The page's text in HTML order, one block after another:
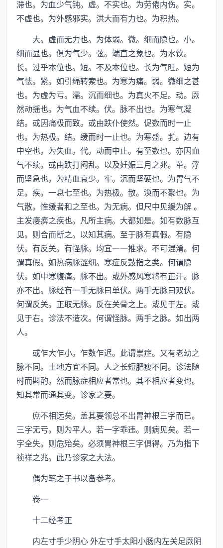
滞也。为血少气钝。虚。不实也。为劳倦内伤。实。
不虚也。为外感邪实。洪大而有力也。为积热。
大。虚而无力也。为体弱。微。细而隐也。小。
细而显也。俱为气少。弦。端直之象也。为水饮。
长。过乎本位也。短。不及本位也。长为气旺。短为
气怯。紧。如引绳转索也。为寒为痛。弱。微细之甚
也。为虚为亏。濡。沉而细也。为真火不足。动。厥
然动摇也。为气血不续。伏。脉不出也。为寒气凝
结。或因痛极而致。或由跌仆使然。促数而时一止
也。为热极。结。缓而时一止也。为寒盛。芤。边有
中空也。为失血。代。动而中止。有至数也。亦因血
气不续。或由跌打闷乱。以及妊娠三月之兆。革。浮
而坚急也。为精血衰少。牢。沉而坚硬也。为胃气不
足。疾。一息七至也。为热极。散。涣而不聚也。为
气散。惟缓者和之至也。为无病。但尺中见缓为解 。
主发痿痹之疾也。凡所主病。大都如是。如有数脉互
见。则合而断之。以知其病。至于脉有真假。有隐
伏。有反关。有怪脉。均宜一一推求。不可混淆。何
谓真假。如热病脉涩细。寒症反鼓指之类。何谓隐
伏。如中寒腹痛。脉不出。或外感风寒将有正汗。脉
亦不出。脉经有一手无脉曰单伏。两手无脉曰双伏。
何谓反关。正取无脉。反在关骨之上。或见于左。或
见于右。诊法不造次。何谓怪脉。两手之脉。如出两
人。
或乍大乍小。乍数乍迟。此谓祟症。又有老幼之
脉不同。土地方宜不同。人之长短肥瘦不同。诊法随
时而斟酌。然而脉症相应者常也。其不相应者变也。
知其常而通其变。诊家之要。
庶不相远矣。盖其要领总不出胃神根三字而已。
三字无亏。则为平人。若一字乖违。则病见矣。若一
字全失。则危殆矣。必须胃神根三字俱得。乃为指下
祯祥之兆。此乃诊家之大法。
偶为笔之于书以备参考。
卷一
十二经考正
内左寸手少阴心 外左寸手太阳小肠内左关足厥阴